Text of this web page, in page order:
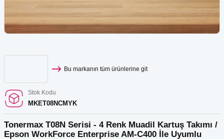
Bu markanın tüm ürünlerine git
Stok Kodu
MKET08NCMYK
Tonermax T08N Serisi - 4 Renk Muadil Kartuş Takımı /
Epson WorkForce Enterprise AM-C400 İle Uyumlu